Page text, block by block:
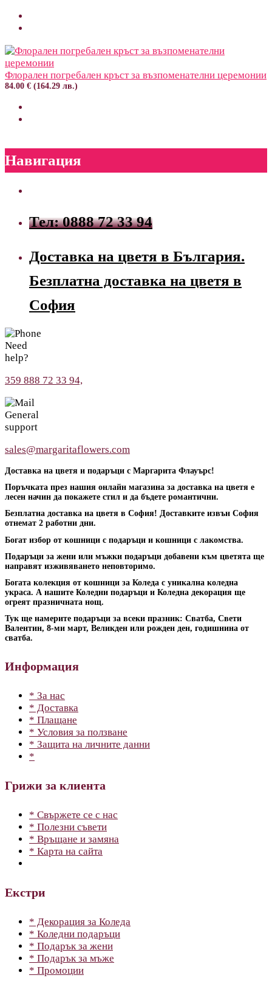
Флорален погребален кръст за възпоменателни церемонии
84.00 € (164.29 лв.)
Навигация
Тел: 0888 72 33 94
Доставка на цветя в България.
Безплатна доставка на цветя в
София
Need
help?
359 888 72 33 94,
General
support
sales@margaritaflowers.com
Доставка на цветя и подаръци с Маргарита Флауърс!
Поръчката през нашия онлайн магазина за доставка на цветя е
лесен начин да покажете стил и да бъдете романтични.
Безплатна доставка на цветя в София! Доставките извън София
отнемат 2 работни дни.
Богат избор от кошници с подаръци и кошници с лакомства.
Подаръци за жени или мъжки подаръци добавени към цветята ще
направят изживяването неповторимо.
Богата колекция от кошници за Коледа с уникална коледна
украса. А нашите Коледни подаръци и Коледна декорация ще
огреят празничната нощ.
Тук ще намерите подаръци за всеки празник: Сватба, Свети
Валентин, 8-ми март, Великден или рожден ден, годишнина от
сватба.
Информация
* За нас
* Доставка
* Плащане
* Условия за ползване
* Защита на личните данни
*
Грижи за клиента
* Свържете се с нас
* Полезни съвети
* Връщане и замяна
* Карта на сайта
Екстри
* Декорация за Коледа
* Коледни подаръци
* Подарък за жени
* Подарък за мъже
* Промоции